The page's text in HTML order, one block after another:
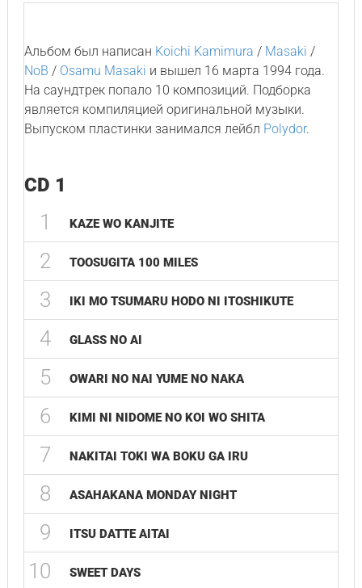
Альбом был написан Koichi Kamimura / Masaki /
NoB / Osamu Masaki и вышел 16 марта 1994 года.
На саундтрек попало 10 композиций. Подборка
является компиляцией оригинальной музыки.
Выпуском пластинки занимался лейбл Polydor.
CD 1
1 KAZE WO KANJITE
2 TOOSUGITA 100 MILES
3 IKI MO TSUMARU HODO NI ITOSHIKUTE
4 GLASS NO AI
5 OWARI NO NAI YUME NO NAKA
6 KIMI NI NIDOME NO KOI WO SHITA
7 NAKITAI TOKI WA BOKU GA IRU
8 ASAHAKANA MONDAY NIGHT
9 ITSU DATTE AITAI
10 SWEET DAYS